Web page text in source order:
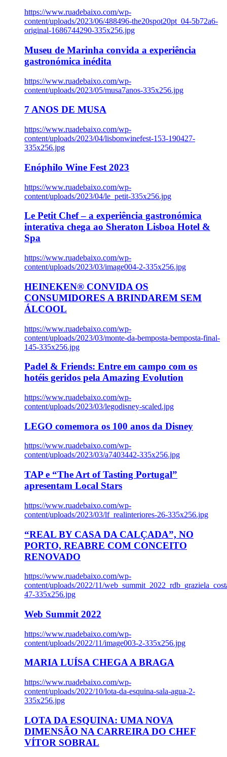
https://www.ruadebaixo.com/wp-
content/uploads/2023/06/488496-the20spot20pt_04-5b72a6-
original-1686744290-335x256.jpg
Museu de Marinha convida a experiência
gastronómica inédita
https://www.ruadebaixo.com/wp-
content/uploads/2023/05/musa7anos-335x256.jpg
7 ANOS DE MUSA
https://www.ruadebaixo.com/wp-
content/uploads/2023/04/lisbonwinefest-153-190427-
335x256.jpg
Enóphilo Wine Fest 2023
https://www.ruadebaixo.com/wp-
content/uploads/2023/04/le_petit-335x256.jpg
Le Petit Chef – a experiência gastronómica
interativa chega ao Sheraton Lisboa Hotel &
Spa
https://www.ruadebaixo.com/wp-
content/uploads/2023/03/image004-2-335x256.jpg
HEINEKEN® CONVIDA OS
CONSUMIDORES A BRINDAREM SEM
ÁLCOOL
https://www.ruadebaixo.com/wp-
content/uploads/2023/03/monte-da-bemposta-bemposta-final-
145-335x256.jpg
Padel & Friends: Entre em campo com os
hotéis geridos pela Amazing Evolution
https://www.ruadebaixo.com/wp-
content/uploads/2023/03/legodisney-scaled.jpg
LEGO comemora os 100 anos da Disney
https://www.ruadebaixo.com/wp-
content/uploads/2023/03/a7403442-335x256.jpg
TAP e “The Art of Tasting Portugal”
apresentam Local Stars
https://www.ruadebaixo.com/wp-
content/uploads/2023/03/lf_realinteriores-26-335x256.jpg
“REAL BY CASA DA CALÇADA”, NO
PORTO, REABRE COM CONCEITO
RENOVADO
https://www.ruadebaixo.com/wp-
content/uploads/2022/11/
47-335x256.jpg
Web Summit 2022
https://www.ruadebaixo.com/wp-
content/uploads/2022/11/image003-2-335x256.jpg
MARIA LUÍSA CHEGA A BRAGA
https://www.ruadebaixo.com/wp-
content/uploads/2022/10/lota-da-esquina-sala-agua-2-
335x256.jpg
LOTA DA ESQUINA: UMA NOVA
DIMENSÃO NA CARREIRA DO CHEF
VÍTOR SOBRAL